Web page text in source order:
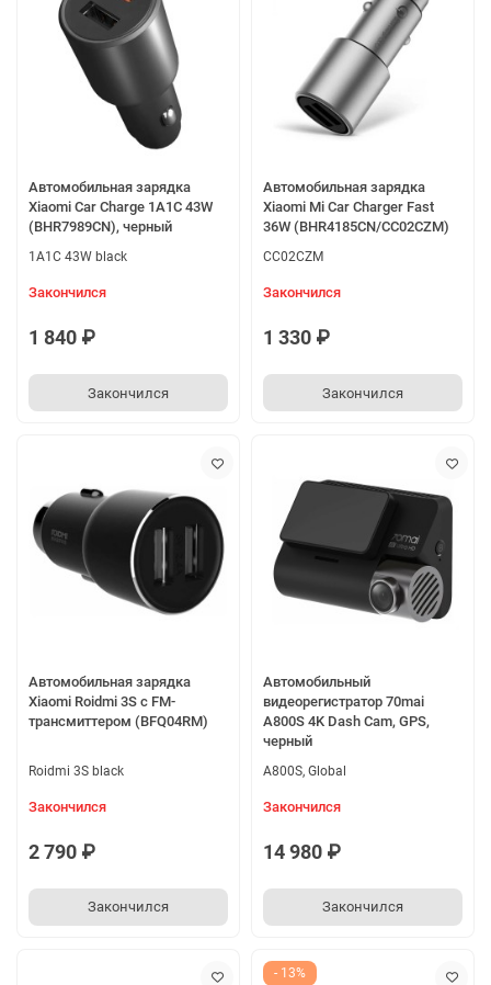
Автомобильная зарядка
Xiaomi Car Charge 1A1C 43W
(BHR7989CN), черный
1A1C 43W black
Закончился
1 840 ₽
Закончился
Автомобильная зарядка
Xiaomi Mi Car Charger Fast
36W (BHR4185CN/CC02CZM)
CC02CZM
Закончился
1 330 ₽
Закончился
Автомобильная зарядка
Xiaomi Roidmi 3S c FM-
трансмиттером (BFQ04RM)
Roidmi 3S black
Закончился
2 790 ₽
Закончился
Автомобильный
видеорегистратор 70mai
A800S 4K Dash Cam, GPS,
черный
A800S, Global
Закончился
14 980 ₽
Закончился
- 13%